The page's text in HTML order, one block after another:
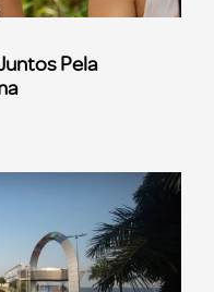
Pela